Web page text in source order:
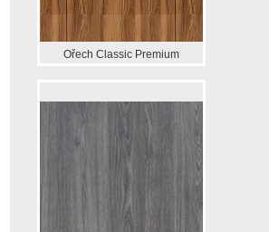
Ořech Classic Premium